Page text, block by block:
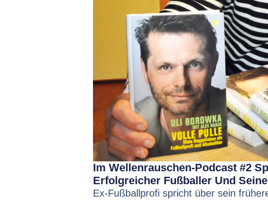
Im Wellenrauschen-Podcast #2
Erfolgreicher Fußballer Und
Ex-Fußballprofi spricht über sein